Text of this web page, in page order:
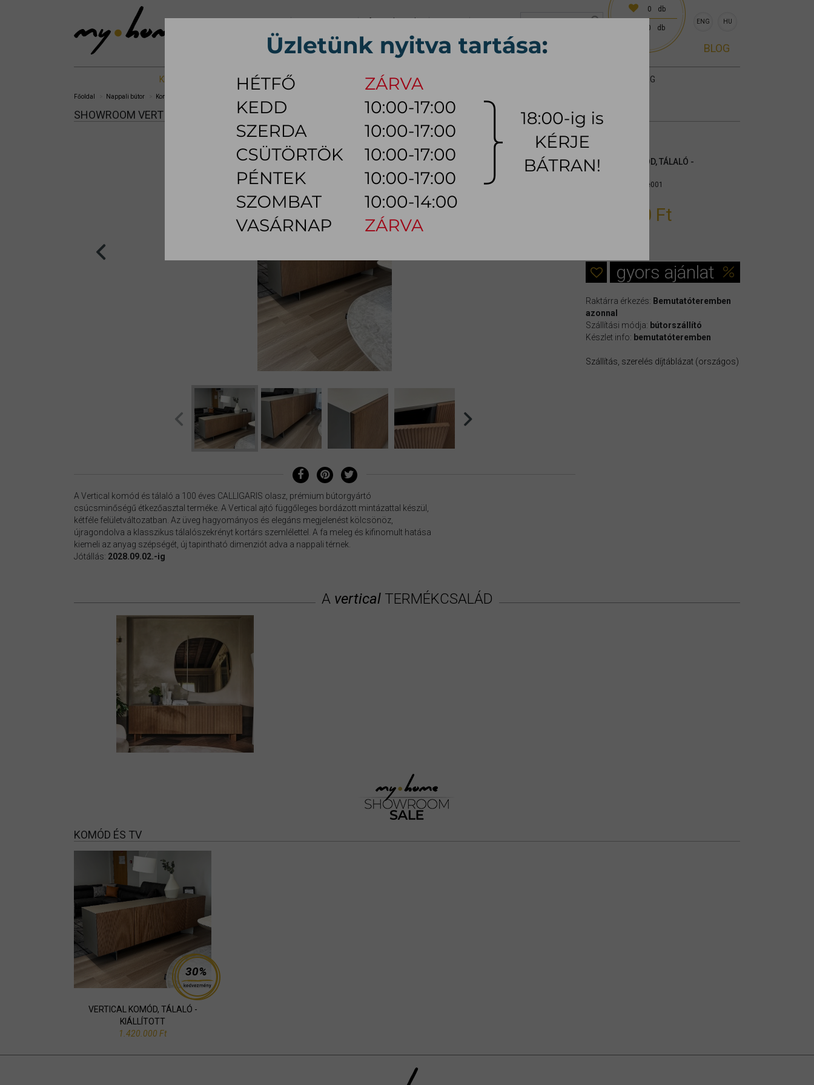
K, Sz, Cs, P:
10:00 - 17:00 (18:00 előre egyeztetve)
Szo:
10:00 - 14:00
0 db
0 db
ENG HU
BLOG
KIÁLLÍTOTT % NAPPALI BÚTOR HÁLÓSZOBA BÚTOR SZŐNYEG
Főoldal Nappali bútor Komód és TV
SHOWROOM VERTICAL KOMÓD, TÁLALÓ - KIÁLLÍTOTT
A Vertical komód és tálaló a 100 éves CALLIGARIS olasz, prémium bútorgyártó
csúcsminőségű étkezőasztal terméke. A Vertical ajtó függőleges bordázott mintázattal készül,
kétféle felületváltozatban. Az üveg hagyományos és elegáns megjelenést kölcsönöz,
újragondolva a klasszikus tálalószekrényt kortárs szemlélettel. A fa meleg és kifinomult hatása
kiemeli az anyag szépségét, új tapintható dimenziót adva a nappali térnek.
Jótállás: 2028.09.02.-ig
VERTICAL KOMÓD, TÁLALÓ -
KIÁLLÍTOTT
myswve001
994.000 Ft
gyors ajánlat
Raktárra érkezés: Bemutatóteremben
azonnal
Szállítási módja: bútorszállító
Készlet info: bemutatóteremben
Szállítás, szerelés díjtáblázat (országos)
A verticalTERMÉKCSALÁD
KOMÓD ÉS TV
30%
VERTICAL KOMÓD, TÁLALÓ -
KIÁLLÍTOTT
1.420.000 Ft